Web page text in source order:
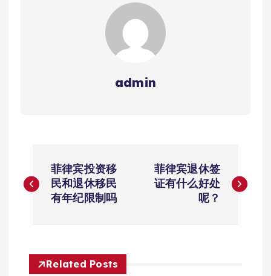
admin
章
航
菲律宾投资移
民和退休移民
有年纪限制吗
菲律宾退休签
证有什么好处
呢​？
Related Posts